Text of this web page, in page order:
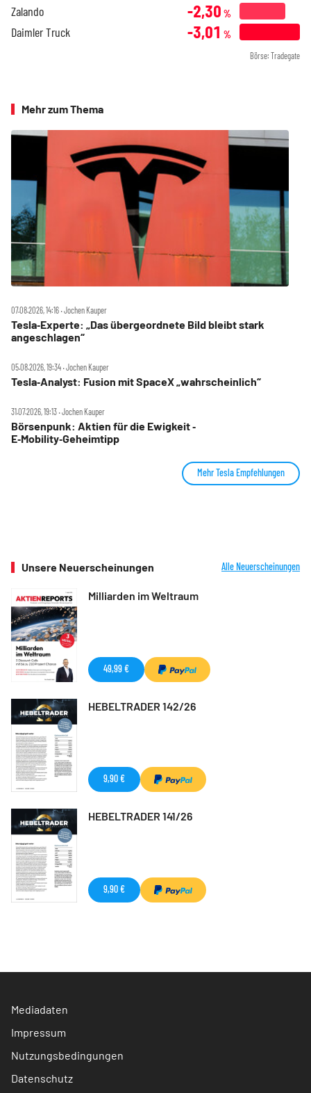
Zalando -2,30 %
Daimler Truck -3,01 %
Börse: Tradegate
Mehr zum Thema
07.08.2026, 14:16 ‧ Jochen Kauper
Tesla‑Experte: „Das übergeordnete Bild bleibt stark
angeschlagen“
05.08.2026, 19:34 ‧ Jochen Kauper
Tesla‑Analyst: Fusion mit SpaceX „wahrscheinlich“
31.07.2026, 19:13 ‧ Jochen Kauper
Börsenpunk: Aktien für die Ewigkeit ‑
E‑Mobility‑Geheimtipp
Mehr Tesla Empfehlungen
Unsere Neuerscheinungen Alle Neuerscheinungen
Milliarden im Weltraum
49,99 €
HEBELTRADER 142/26
9,90 €
HEBELTRADER 141/26
9,90 €
Mediadaten
Impressum
Nutzungsbedingungen
Datenschutz